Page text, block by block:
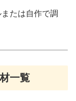
たは自作で調
一覧